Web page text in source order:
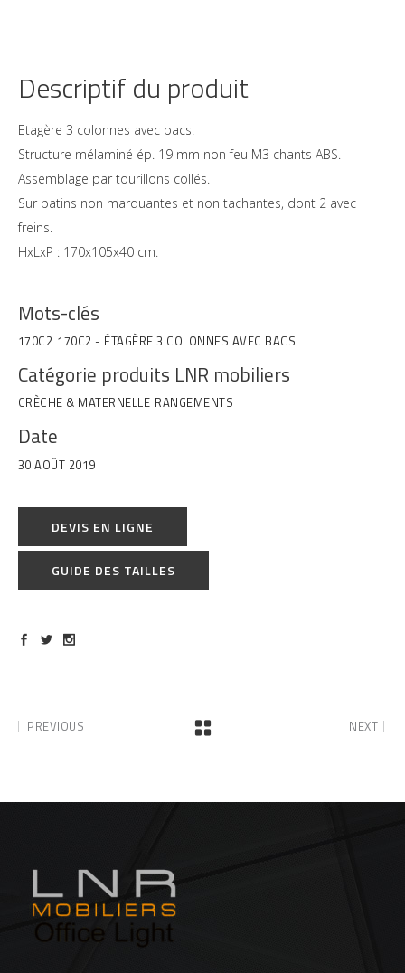
Descriptif du produit
Etagère 3 colonnes avec bacs.
Structure mélaminé ép. 19 mm non feu M3 chants ABS.
Assemblage par tourillons collés.
Sur patins non marquantes et non tachantes, dont 2 avec
freins.
HxLxP : 170x105x40 cm.
Mots-clés
170C2 170C2 - ÉTAGÈRE 3 COLONNES AVEC BACS
Catégorie produits LNR mobiliers
CRÈCHE & MATERNELLE RANGEMENTS
Date
30 AOÛT 2019
DEVIS EN LIGNE
GUIDE DES TAILLES
PREVIOUS NEXT